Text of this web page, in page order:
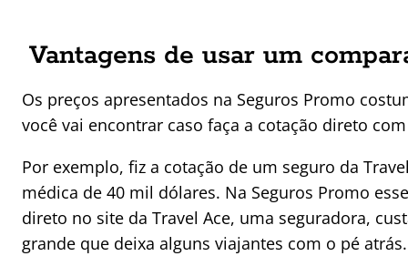
Vantagens de usar um
Os preços apresentados na Seguros Promo
você vai encontrar caso faça a cotação direto
Por exemplo, fiz a cotação de um seguro da
médica de 40 mil dólares. Na Seguros Promo
direto no site da Travel Ace, uma seguradora,
grande que deixa alguns viajantes com o pé atrás.